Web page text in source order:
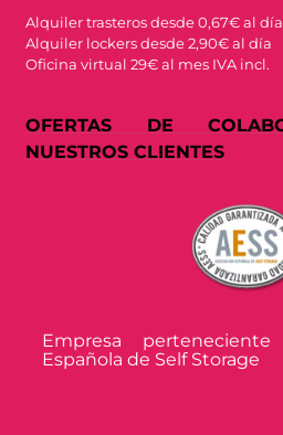
Alquiler trasteros desde 0,67€ al día
Alquiler lockers desde 2,90€ al día
Oficina virtual 29€ al mes IVA incl.
OFERTAS DE
NUESTROS CLIENTES
Empresa
Española de Self Storage